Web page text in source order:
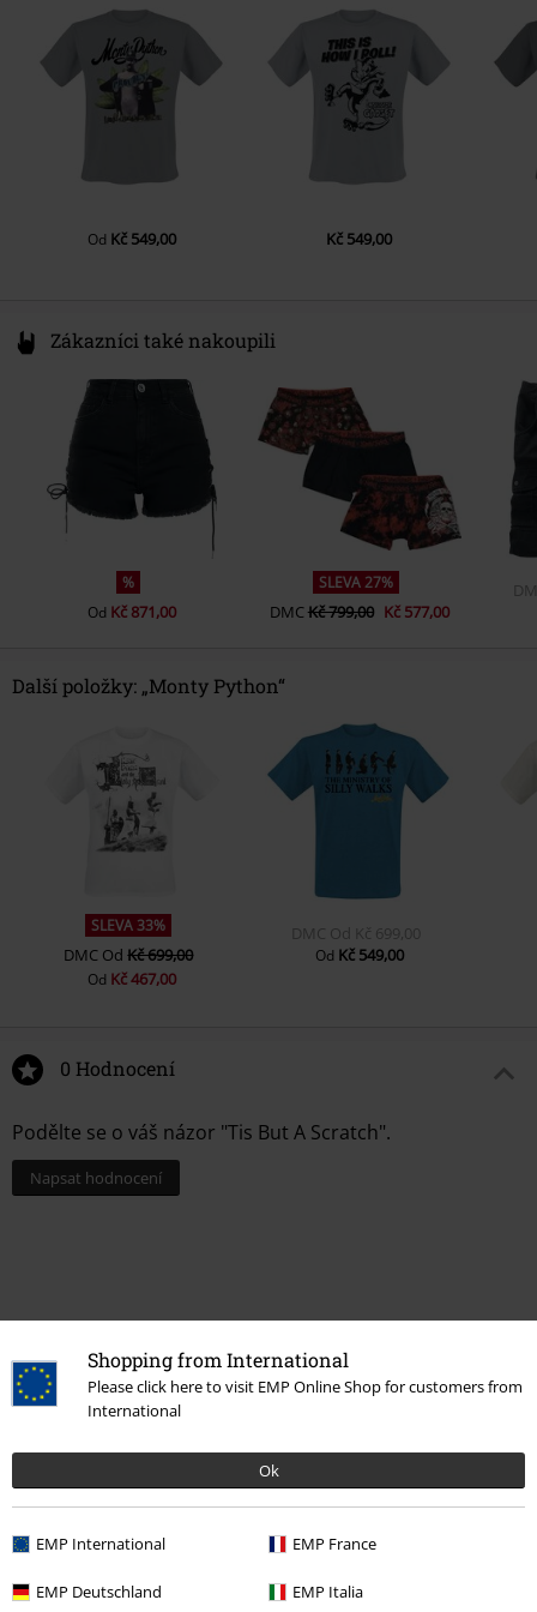
Shopping from International
Please click here to visit EMP Online Shop for customers from
International
Ok
EMP International EMP France
EMP Deutschland EMP Italia
Lightweight
productsafety@universal-music.com
Od Kč 549,00 Kč 549,00
Zákazníci také nakoupili
%
Od Kč 871,00
SLEVA 27%
DMCKč 799,00 Kč 577,00
Další položky: „Monty Python“
SLEVA 33%
DMC OdKč 699,00
Od Kč 467,00
DMC Od Kč 699,00
Od Kč 549,00
0 Hodnocení
Podělte se o váš názor "Tis But A Scratch".
Napsat hodnocení